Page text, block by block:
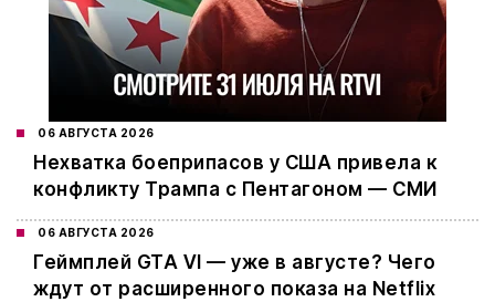
06 АВГУСТА 2026
Нехватка боеприпасов у США привела к
конфликту Трампа с Пентагоном — СМИ
06 АВГУСТА 2026
Геймплей GTA VI — уже в августе? Чего
ждут от расширенного показа на Netflix